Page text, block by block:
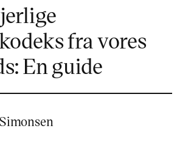
fra vores
En guide